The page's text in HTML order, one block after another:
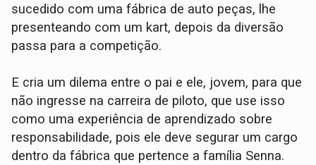
sucedido com uma fábrica de auto peças, lhe
presenteando com um kart, depois da diversão
passa para a competição.
E cria um dilema entre o pai e ele, jovem, para que
não ingresse na carreira de piloto, que use isso
como uma experiência de aprendizado sobre
responsabilidade, pois ele deve segurar um cargo
dentro da fábrica que pertence a família Senna.